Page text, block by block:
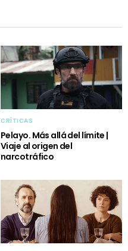
CRÍTICAS
Pelayo. Más allá del límite |
Viaje al origen del
narcotráfico